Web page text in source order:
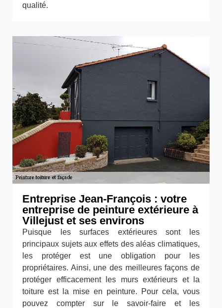
qualité.
Entreprise Jean-François : votre
entreprise de peinture extérieure à
Villejust et ses environs
Puisque les surfaces extérieures sont les
principaux sujets aux effets des aléas climatiques,
les protéger est une obligation pour les
propriétaires. Ainsi, une des meilleures façons de
protéger efficacement les murs extérieurs et la
toiture est la mise en peinture. Pour cela, vous
pouvez compter sur le savoir-faire et les